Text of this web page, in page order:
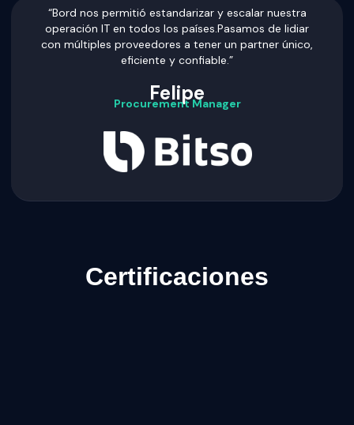
“Bord nos permitió estandarizar y escalar nuestra
operación IT en todos los países.Pasamos de lidiar
con múltiples proveedores a tener un partner único,
eficiente y confiable.”
Felipe
Procurement Manager
Certificaciones